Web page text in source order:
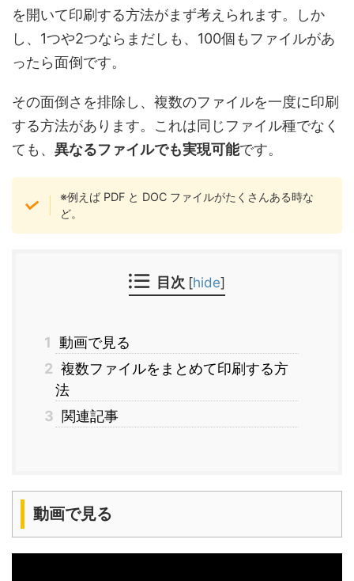
を開いて印刷する方法がまず考えられます。しか
し、1つや2つならまだしも、100個もファイルがあ
ったら面倒です。
その面倒さを排除し、複数のファイルを一度に印刷
する方法があります。これは同じファイル種でなく
ても、 異なるファイルでも実現可能です。
※例えば PDF と DOC ファイルがたくさんある時な
ど。
目次 [hide]
1 動画で見る
2 複数ファイルをまとめて印刷する方
法
3
関連記事
動画で見る